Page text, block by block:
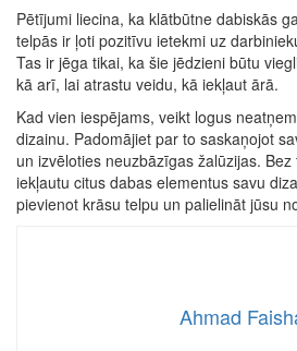
Pētījumi liecina, ka klātbūtne dabiskās
telpās ir ļoti pozitīvu ietekmi uz
Tas ir jēga tikai, ka šie jēdzieni būtu
kā arī, lai atrastu veidu, kā iekļaut ārā.
Kad vien iespējams, veikt logus
dizainu. Padomājiet par to saskaņojot
un izvēloties neuzbāzīgas žalūzijas.
iekļautu citus dabas elementus savu
pievienot krāsu telpu un palielināt jūsu
Ahmad